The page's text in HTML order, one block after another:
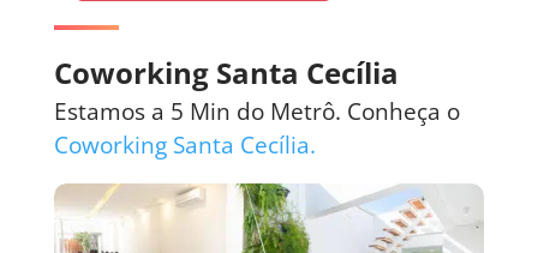
Coworking Santa Cecília
Estamos a 5 Min do Metrô. Conheça o
Coworking Santa Cecília.